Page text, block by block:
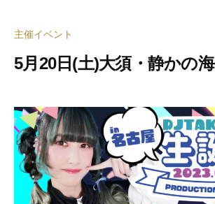
主催イベント
5月20日(土)大須・静かの海
0
2
3
年
y
合
同
会
社